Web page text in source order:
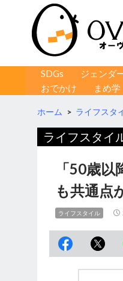
コンテンツへ移動
SDGs ジェンダ
おでかけ
まめ学
ホーム > ライフスタ
ライフスタイ
「50歳
も共通点
ライフスタイル